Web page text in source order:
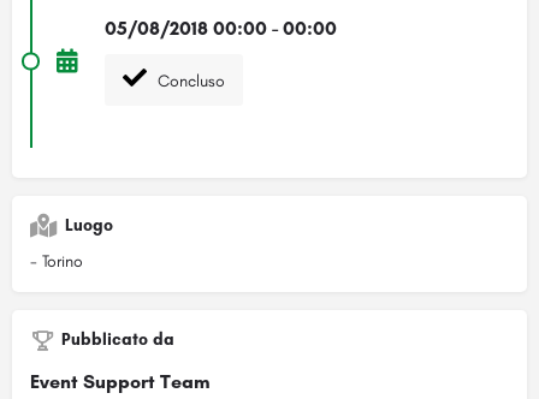
05/08/2018 00:00 - 00:00
Concluso
Luogo
- Torino
Pubblicato da
Event Support Team